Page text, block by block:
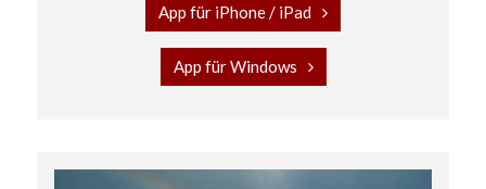
App für iPhone / iPad
App für Windows